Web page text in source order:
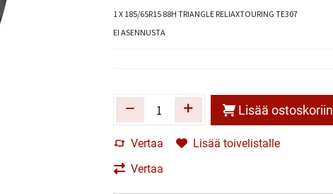
1X 185/65R15 88H TRIANGLE RELIAXTOURING TE307
EI ASENNUSTA
Lisää ostoskoriin
Vertaa
Lisää toivelistalle
Vertaa